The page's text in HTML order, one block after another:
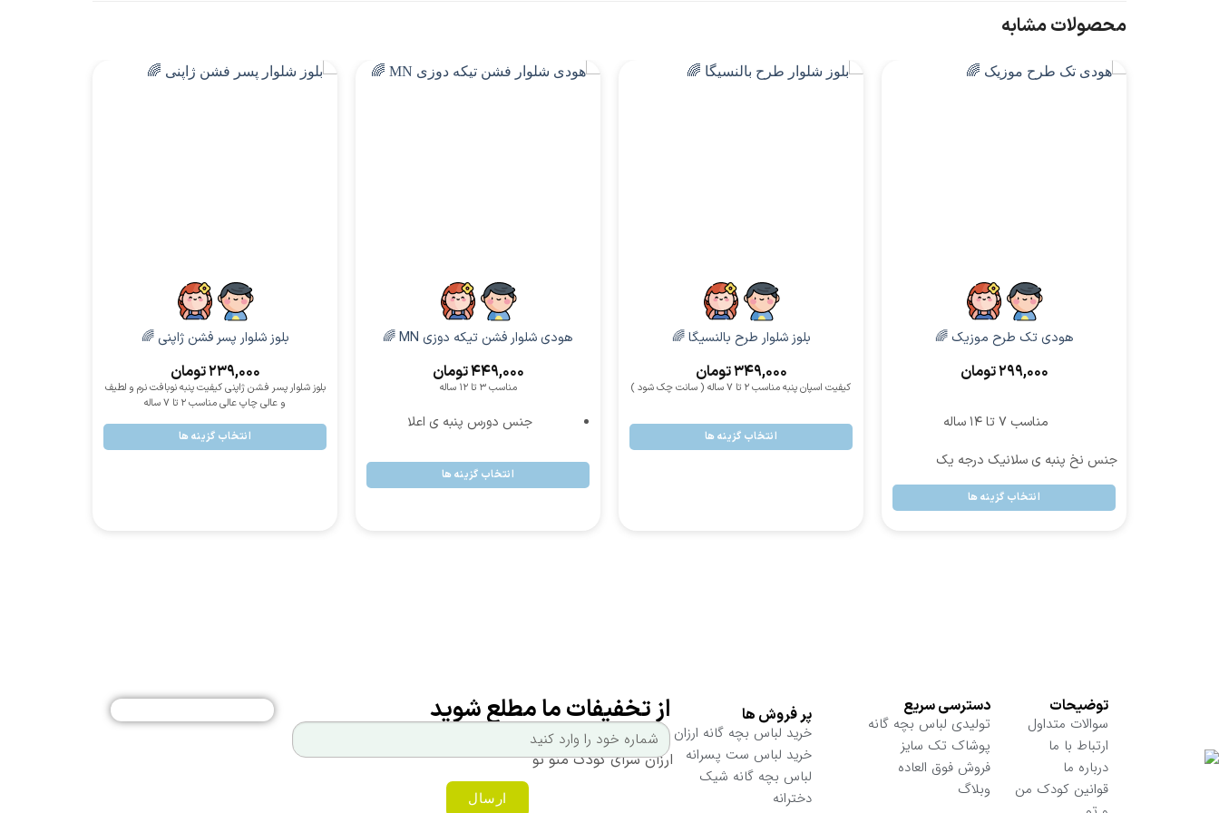
محصولات مشابه
پسرانه
هودی تک طرح موزیک 🌈
299,000تومان
مناسب ۷ تا ۱۴ ساله
جنس نخ پنبه ی سلانیک درجه یک
انتخاب گزینه ها
پسرانه
بلوز شلوار طرح بالنسیگا 🌈
349,000تومان
کیفیت اسپان پنبه مناسب 2 تا 7 ساله ( سانت چک شود )
انتخاب گزینه ها
پسرانه
هودی شلوار فشن تیکه دوزی MN 🌈
449,000تومان
مناسب 3 تا 12 ساله
جنس دورس پنبه ی اعلا
انتخاب گزینه ها
پسرانه
بلوز شلوار پسر فشن ژاپنی 🌈
239,000تومان
بلوز شلوار پسر فشن ژاپنی کیفیت پنبه نوبافت نرم و لطیف
و عالی چاپ عالی مناسب 2 تا 7 ساله
انتخاب گزینه ها
توضیحات
سوالات متداول
ارتباط با ما
درباره ما
قوانین کودک من
دسترسی سریع
تولیدی لباس بچه گانه
پوشاک تک سایز
فروش فوق العاده
وبلاگ
پر فروش ها
خرید لباس بچه گانه ارزان
خرید لباس ست پسرانه
لباس بچه گانه شیک
دخترانه
از تخفیفات ما مطلع شوید
ارسال